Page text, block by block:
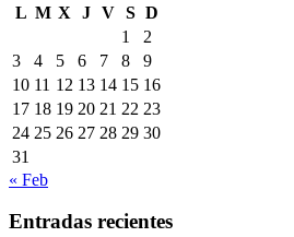
L M X J V S D
1
2
3
4 5 6 7 8
9
10 11 12 13 14 15 16
17 18 19 20 21 22 23
24 25 26 27 28 29 30
31
« Feb
Entradas recientes